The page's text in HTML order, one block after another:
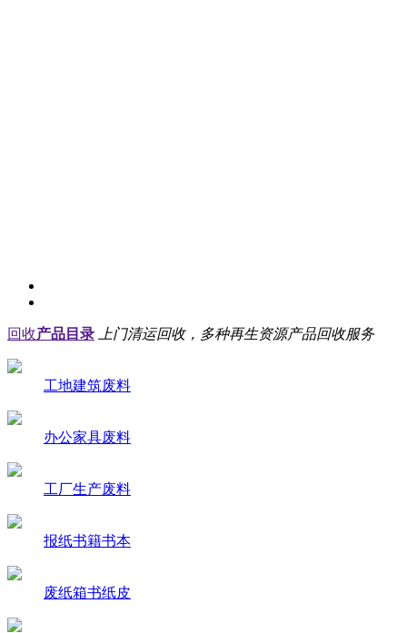
回收产品目录 上门清运回收，多种再生资源产品回收服务
工地建筑废料
办公家具废料
工厂生产废料
报纸书籍书本
废纸箱书纸皮